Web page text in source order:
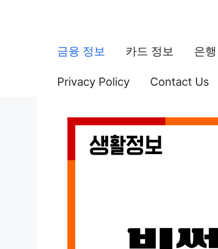
금융 정보 카드 정보 은
Privacy Policy Contact Us